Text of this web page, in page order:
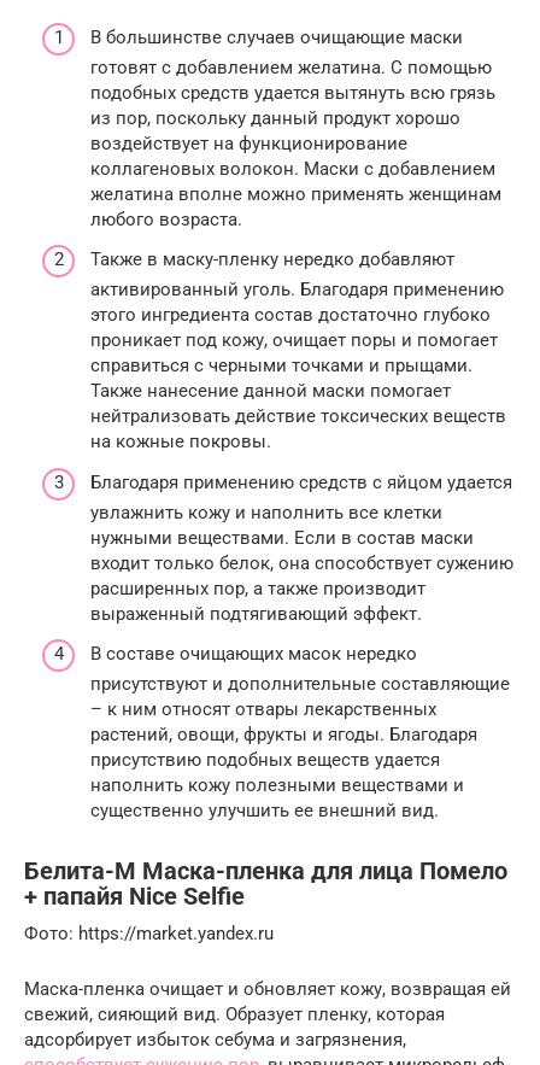
В большинстве случаев очищающие маски
готовят с добавлением желатина. С помощью
подобных средств удается вытянуть всю грязь
из пор, поскольку данный продукт хорошо
воздействует на функционирование
коллагеновых волокон. Маски с добавлением
желатина вполне можно применять женщинам
любого возраста.
Также в маску-пленку нередко добавляют
активированный уголь. Благодаря применению
этого ингредиента состав достаточно глубоко
проникает под кожу, очищает поры и помогает
справиться с черными точками и прыщами.
Также нанесение данной маски помогает
нейтрализовать действие токсических веществ
на кожные покровы.
Благодаря применению средств с яйцом удается
увлажнить кожу и наполнить все клетки
нужными веществами. Если в состав маски
входит только белок, она способствует сужению
расширенных пор, а также производит
выраженный подтягивающий эффект.
В составе очищающих масок нередко
присутствуют и дополнительные составляющие
– к ним относят отвары лекарственных
растений, овощи, фрукты и ягоды. Благодаря
присутствию подобных веществ удается
наполнить кожу полезными веществами и
существенно улучшить ее внешний вид.
Белита-М Маска-пленка для лица Помело
+ папайя Nice Selfie
Фото: https://market.yandex.ru
Маска-пленка очищает и обновляет кожу, возвращая ей
свежий, сияющий вид. Образует пленку, которая
адсорбирует избыток себума и загрязнения,